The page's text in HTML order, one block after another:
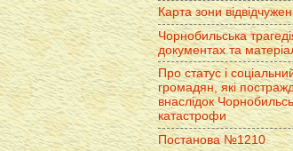
Карта зони
Чорнобильська
документах та
Про статус і
громадян, які
внаслідок
катастрофи
Постанова №1210